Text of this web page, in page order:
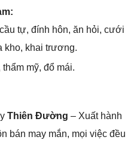
tự, đính hôn, ăn hỏi, cưới
kho, khai trương.
mỹ, đổ mái.
Thiên Đường – Xuất hành
bán may mắn, mọi việc đều